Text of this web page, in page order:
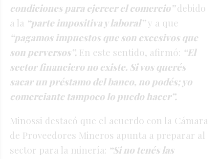
condiciones para ejercer el comercio”debido
a la “parte impositiva y laboral”y a que
“pagamos impuestos que son excesivos que
son perversos”. En este sentido, afirmó: “El
sector financiero no existe. Si vos querés
sacar un préstamo del banco, no podés; yo
comerciante tampoco lo puedo hacer”.
Minossi destacó que el acuerdo con la Cámara
de Proveedores Mineros apunta a preparar al
sector para la minería: “Si no tenés las